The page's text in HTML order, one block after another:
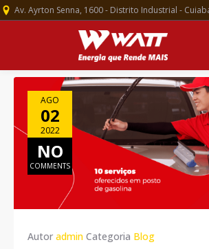
Av. Ayrton Senna, 1600 - Distrito Industrial -
AGO
02
2022
NO
COMMENTS
Autor admin Categoria Blog